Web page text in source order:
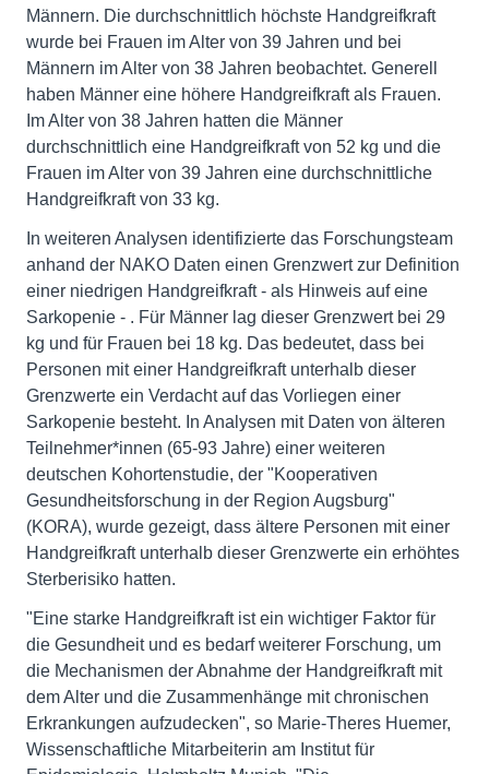
Männern. Die durchschnittlich höchste Handgreifkraft
wurde bei Frauen im Alter von 39 Jahren und bei
Männern im Alter von 38 Jahren beobachtet. Generell
haben Männer eine höhere Handgreifkraft als Frauen.
Im Alter von 38 Jahren hatten die Männer
durchschnittlich eine Handgreifkraft von 52 kg und die
Frauen im Alter von 39 Jahren eine durchschnittliche
Handgreifkraft von 33 kg.
In weiteren Analysen identifizierte das Forschungsteam
anhand der NAKO Daten einen Grenzwert zur Definition
einer niedrigen Handgreifkraft - als Hinweis auf eine
Sarkopenie - . Für Männer lag dieser Grenzwert bei 29
kg und für Frauen bei 18 kg. Das bedeutet, dass bei
Personen mit einer Handgreifkraft unterhalb dieser
Grenzwerte ein Verdacht auf das Vorliegen einer
Sarkopenie besteht. In Analysen mit Daten von älteren
Teilnehmer*innen (65-93 Jahre) einer weiteren
deutschen Kohortenstudie, der "Kooperativen
Gesundheitsforschung in der Region Augsburg"
(KORA), wurde gezeigt, dass ältere Personen mit einer
Handgreifkraft unterhalb dieser Grenzwerte ein erhöhtes
Sterberisiko hatten.
"Eine starke Handgreifkraft ist ein wichtiger Faktor für
die Gesundheit und es bedarf weiterer Forschung, um
die Mechanismen der Abnahme der Handgreifkraft mit
dem Alter und die Zusammenhänge mit chronischen
Erkrankungen aufzudecken", so Marie-Theres Huemer,
Wissenschaftliche Mitarbeiterin am Institut für